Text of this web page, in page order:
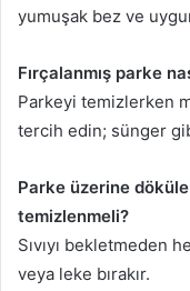
yumuşak bez ve
Fırçalanmış parke
Parkeyi temizlerken
tercih edin; sünger
Parke üzerine
temizlenmeli?
Sıvıyı bekletmeden
veya leke bırakır.